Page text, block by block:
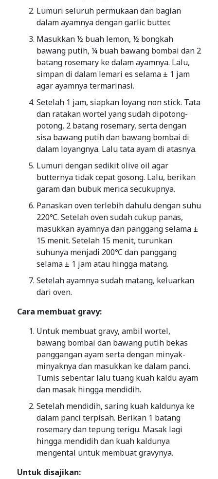
Lumuri seluruh permukaan dan bagian
dalam ayamnya dengan garlic butter.
Masukkan ½ buah lemon, ½ bongkah
bawang putih, ¼ buah bawang bombai dan 2
batang rosemary ke dalam ayamnya. Lalu,
simpan di dalam lemari es selama ± 1 jam
agar ayamnya termarinasi.
Setelah 1 jam, siapkan loyang non stick. Tata
dan ratakan wortel yang sudah dipotong-
potong, 2 batang rosemary, serta dengan
sisa bawang putih dan bawang bombai di
dalam loyangnya. Lalu tata ayam di atasnya.
Lumuri dengan sedikit olive oil agar
butternya tidak cepat gosong. Lalu, berikan
garam dan bubuk merica secukupnya.
Panaskan oven terlebih dahulu dengan suhu
220℃. Setelah oven sudah cukup panas,
masukkan ayamnya dan panggang selama ±
15 menit. Setelah 15 menit, turunkan
suhunya menjadi 200℃ dan panggang
selama ± 1 jam atau hingga matang.
Setelah ayamnya sudah matang, keluarkan
dari oven.
Cara membuat gravy:
Untuk membuat gravy, ambil wortel,
bawang bombai dan bawang putih bekas
panggangan ayam serta dengan minyak-
minyaknya dan masukkan ke dalam panci.
Tumis sebentar lalu tuang kuah kaldu ayam
dan masak hingga mendidih.
Setelah mendidih, saring kuah kaldunya ke
dalam panci terpisah. Berikan 1 batang
rosemary dan tepung terigu. Masak lagi
hingga mendidih dan kuah kaldunya
mengental untuk membuat gravynya.
Untuk disajikan: